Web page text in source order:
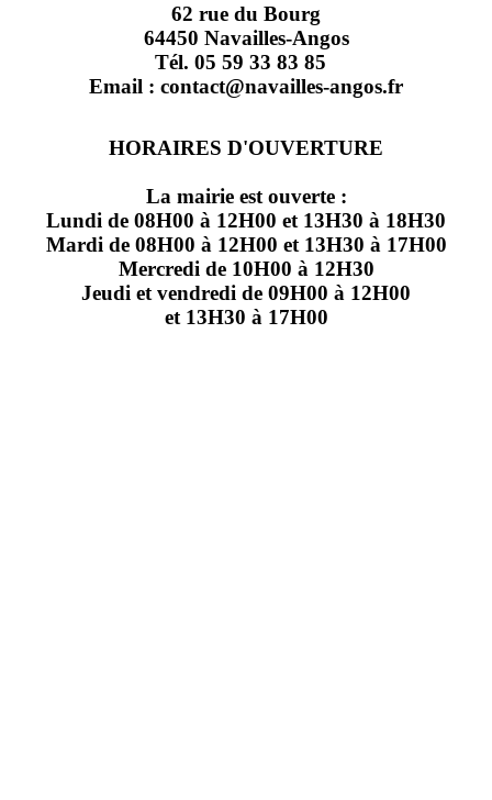
62 rue du Bourg
64450 Navailles-Angos
Tél. 05 59 33 83 85
Email : contact@navailles-angos.fr
HORAIRES D'OUVERTURE
La mairie est ouverte :
Lundi de 08H00 à 12H00 et 13H30 à 18H30
Mardi de 08H00 à 12H00 et 13H30 à 17H00
Mercredi de 10H00 à 12H30
Jeudi et vendredi de 09H00 à 12H00
et 13H30 à 17H00